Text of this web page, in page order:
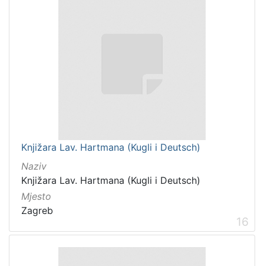
Knjižara Lav. Hartmana (Kugli i Deutsch)
Naziv
Knjižara Lav. Hartmana (Kugli i Deutsch)
Mjesto
Zagreb
16